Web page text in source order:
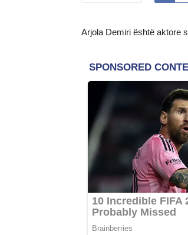
Arjola Demiri është aktore